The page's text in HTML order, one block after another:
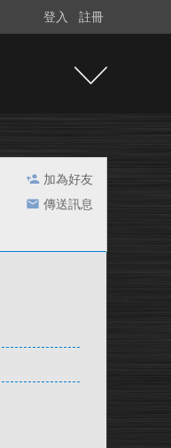
登入 註冊
加為好友
傳送訊息